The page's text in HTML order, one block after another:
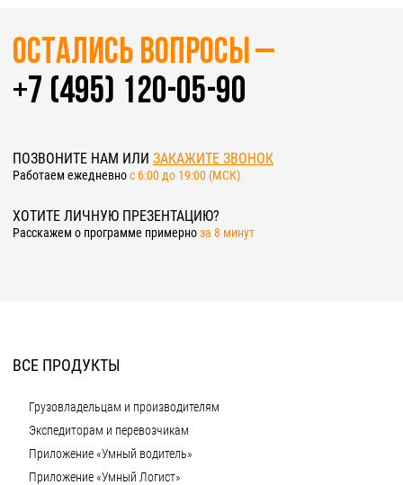
Остались вопросы –
+7 (495) 120-05-90
ПОЗВОНИТЕ НАМ ИЛИ ЗАКАЖИТЕ ЗВОНОК
Работаем ежедневноc 6:00 до 19:00 (МСК)
ХОТИТЕ ЛИЧНУЮ ПРЕЗЕНТАЦИЮ?
Расскажем о программе примерноза 8 минут
ВСЕ ПРОДУКТЫ
Грузовладельцам и производителям
Экспедиторам и перевозчикам
Приложение «Умный водитель»
Приложение «Умный Логист»